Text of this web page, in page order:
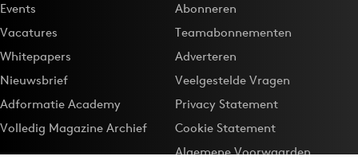
Events
Vacatures
Whitepapers
Nieuwsbrief
Adformatie Academy
Volledig Magazine Archief
Abonneren
Teamabonnementen
Adverteren
Veelgestelde Vragen
Privacy Statement
Cookie Statement
Algemene Voorwaarden